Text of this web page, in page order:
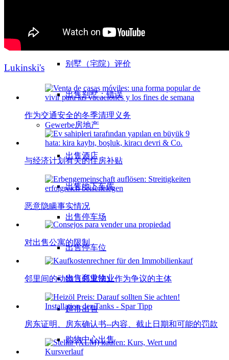
出售别墅
别墅（宅院）评价
出售别墅：错误
Gewerbe房地产
出售酒店
出售地下车库
出售停车场
出售停车位
出售商业物业
超市出售
购物中心出售
Lukinski's
作为交通安全的冬季清理义务
与经济计划有关的住房补贴
恶意隐瞒事实情况
对出售公寓的限制
邻里间的动物（邻里法）作为争议的主体
房东证明、房东确认书--内容、截止日期和可能的罚款